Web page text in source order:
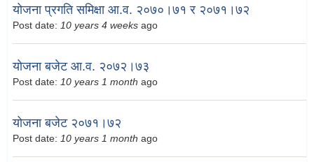
योजना प्रगति समिक्षा आ.व. २०७०।७१ र २०७१।७२
Post date: 10 years 4 weeks ago
योजना बजेट आ.व. २०७२।७३
Post date: 10 years 1 month ago
योजना बजेट २०७१।७२
Post date: 10 years 1 month ago